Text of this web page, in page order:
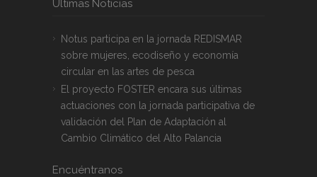
Últimas Noticias
Notus participa en la jornada REDISMAR
sobre mujeres, ecodiseño y economía
circular en las artes de pesca
El proyecto FOSTER encara sus últimas
actuaciones con la jornada participativa de
validación del Plan de Adaptación al
Cambio Climático del Alto Palancia
Encuéntranos